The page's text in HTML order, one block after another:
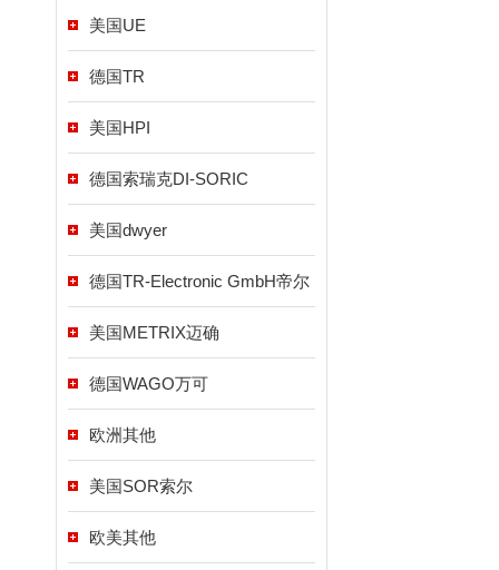
美国UE
德国TR
美国HPI
德国索瑞克DI-SORIC
美国dwyer
德国TR-Electronic GmbH帝尔
美国METRIX迈确
德国WAGO万可
欧洲其他
美国SOR索尔
欧美其他